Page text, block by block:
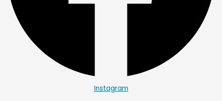
Instagram